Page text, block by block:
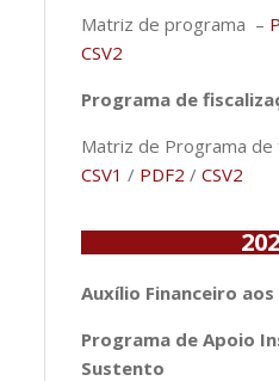
Matriz de programa –
CSV2
Programa de
Matriz de Programa de
CSV1 / PDF2 /CSV2
Auxílio Financeiro aos
Programa de Apoio
Sustento